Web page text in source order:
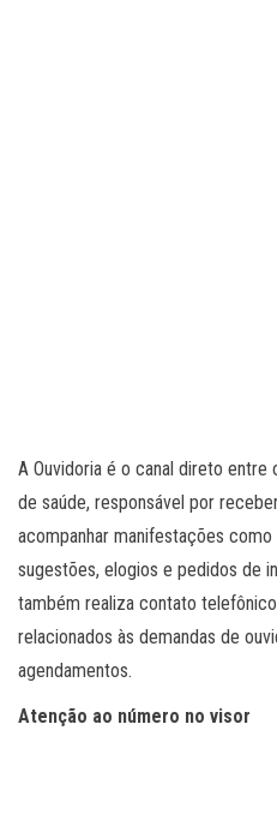
A Ouvidoria é o canal direto entre
de saúde, responsável por
acompanhar manifestações
sugestões, elogios e pedidos de
também realiza contato
relacionados às demandas de
agendamentos.
Atenção ao número no visor